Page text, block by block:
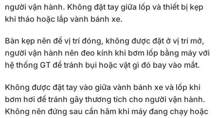
người vận hành. Không đặt tay giữa lốp và thiết bị kẹp
khi tháo hoặc lắp vành bánh xe.
Bàn kẹp nên để vị trí đóng, không được đặt ở vị trí mở,
người vận hành nên đeo kính khi bơm lốp bằng máy với
hệ thống GT để tránh bụi hoặc vật gì đó bay vào mắt.
Không được đặt tay vào giữa vành bánh xe và lốp khi
bơm hơi để tránh gây thương tích cho người vận hành.
Không nên đứng sau cần hãm khi máy đang chạy hoặc